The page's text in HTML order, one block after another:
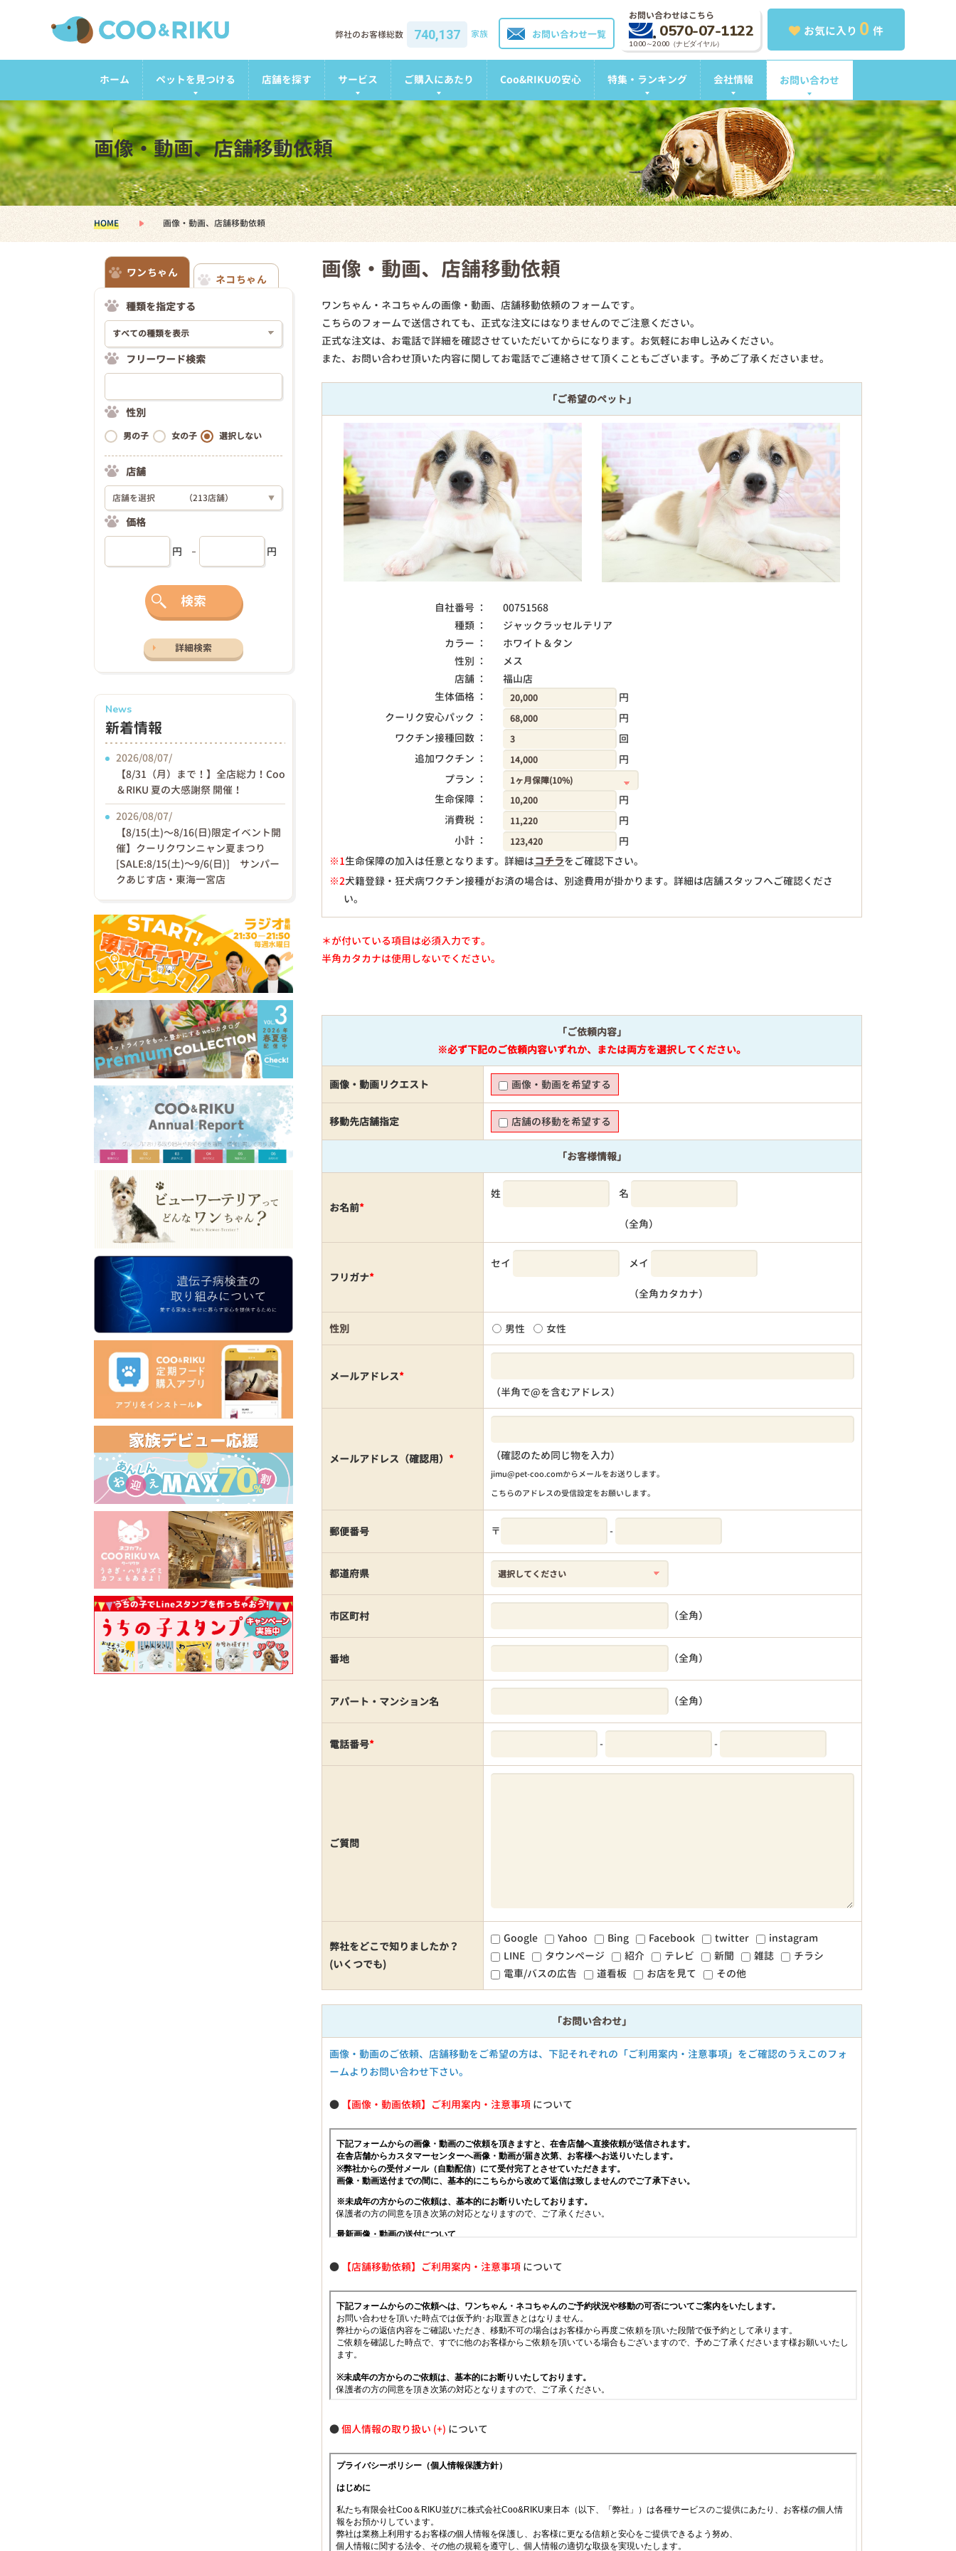
お気に入り 0 件
お問い合わせはこちら
0570-07-1122
10:00～20:00（ナビダイヤル）
お問い合わせ一覧
弊社のお客様総数 740,137 家族
ホーム ペットを見つける 店舗を探す サービス ご購入にあたり Coo&RIKUの安心 特集・ランキング 会社情報 お問い合わせ
画像・動画、店舗移動依頼
HOME 画像・動画、店舗移動依頼
画像・動画、店舗移動依頼
ワンちゃん・ネコちゃんの画像・動画、店舗移動依頼のフォームです。
こちらのフォームで送信されても、正式な注文にはなりませんのでご注意ください。
正式な注文は、お電話で詳細を確認させていただいてからになります。お気軽にお申し込みください。
また、お問い合わせ頂いた内容に関してお電話でご連絡させて頂くこともございます。予めご了承くださいませ。
「ご希望のペット」
自社番号 ：
00751568
種類 ：
ジャックラッセルテリア
カラー ：
ホワイト＆タン
性別 ：
メス
店舗 ：
福山店
生体価格 ：
円
クーリク安心パック ：
円
ワクチン接種回数 ：
回
追加ワクチン ：
円
プラン ：
生命保障 ：
円
消費税 ：
円
小計 ：
円
※1生命保障の加入は任意となります。詳細はコチラをご確認下さい。
※2犬籍登録・狂犬病ワクチン接種がお済の場合は、別途費用が掛かります。詳細は店舗スタッフへご確認くださ
い。
円
＊が付いている項目は必須入力です。
半角カタカナは使用しないでください。
「ご依頼内容」
※必ず下記のご依頼内容いずれか、または両方を選択してください。
画像・動画リクエスト 画像・動画を希望する
移動先店舗指定 店舗の移動を希望する
「お客様情報」
お名前*
姓 名
（全角）
フリガナ*
セイ メイ
（全角カタカナ）
性別 男性 女性
メールアドレス*
（半角で@を含むアドレス）
メールアドレス（確認用） * （確認のため同じ物を入力）
jimu@pet-coo.comからメールをお送りします。
こちらのアドレスの受信設定をお願いします。
郵便番号 〒 -
都道府県
市区町村 （全角）
番地 （全角）
アパート・マンション名 （全角）
電話番号* - -
ご質問
弊社をどこで知りましたか？
(いくつでも)
Google Yahoo Bing Facebook twitter
instagram
LINE
タウンページ 紹介 テレビ 新聞 雑誌
チラシ
電車/バスの広告
道看板 お店を見て その他
「お問い合わせ」
画像・動画のご依頼、店舗移動をご希望の方は、下記それぞれの「ご利用案内・注意事項」をご確認のうえこのフォ
ームよりお問い合わせ下さい。
● 【画像・動画依頼】ご利用案内・注意事項 について
● 【店舗移動依頼】ご利用案内・注意事項 について
●個人情報の取り扱い について
ワンちゃん
ネコちゃん
種類を指定する
フリーワード検索
性別
男の子 女の子 選択しない
店舗
店舗を選択 （213店舗） ▼
価格
円 円
検索
詳細検索
News
新着情報
2026/08/07/
【8/31（月）まで！】全店総力！Coo
＆RIKU 夏の大感謝祭 開催！
2026/08/07/
【8/15(土)〜8/16(日)限定イベント開
催】クーリクワンニャン夏まつり
[SALE:8/15(土)～9/6(日)] サンパー
クあじす店・東海一宮店